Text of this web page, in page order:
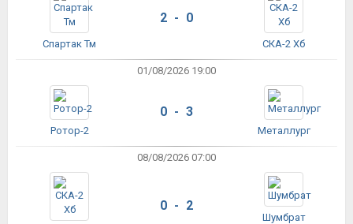
Спартак Тм
2 - 0
СКА-2 Хб
01/08/2026 19:00
Ротор-2
0 - 3
Металлург
08/08/2026 07:00
0 - 2
Шумбрат